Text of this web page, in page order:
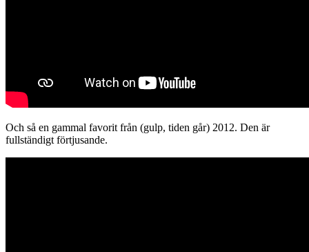
Och så en gammal favorit från (gulp, tiden går) 2012. Den är
fullständigt förtjusande.